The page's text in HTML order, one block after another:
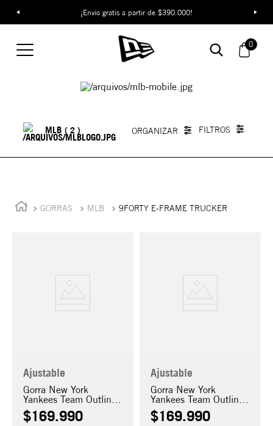
¡Envío gratis a partir de $390.000!
0
MLB 2
GORRAS MLB 9FORTY E-FRAME TRUCKER
Ajustable
Gorra New York
Yankees Team Outline
9FORTY E-FRAME
TRUCKER
$169.990
Ajustable
Gorra New York
Yankees Team Outline
9FORTY E-FRAME
TRUCKER
$169.990